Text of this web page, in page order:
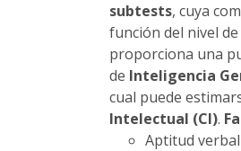
subtests, cuya
función del nivel de
proporciona una
de Inteligencia
cual puede
Intelectual (CI).
Aptitud verbal